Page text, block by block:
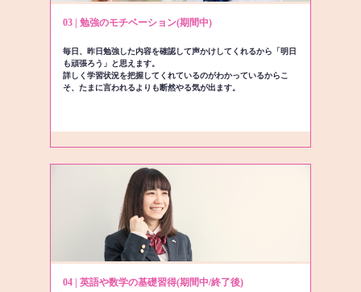
03 | 勉強のモチベーション(期間中)
毎日、昨日勉強した内容を確認して声かけしてくれるから「明日
も頑張ろう」と思えます。
詳しく学習状況を把握してくれているのがわかっているからこ
そ、たまに言われるよりも断然やる気が出ます。
04 | 英語や数学の基礎習得(期間中/終了後)